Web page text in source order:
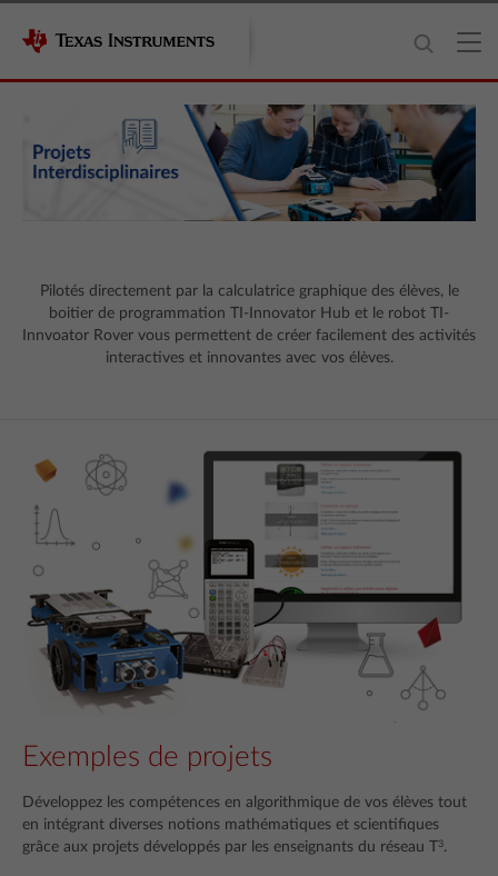
Pilotés directement par la calculatrice graphique des élèves, le
boitier de programmation TI-Innovator Hub et le robot TI-
Innvoator Rover vous permettent de créer facilement des activités
interactives et innovantes avec vos élèves.
Exemples de projets
Développez les compétences en algorithmique de vos élèves tout
en intégrant diverses notions mathématiques et scientifiques
grâce aux projets développés par les enseignants du réseau T
3.